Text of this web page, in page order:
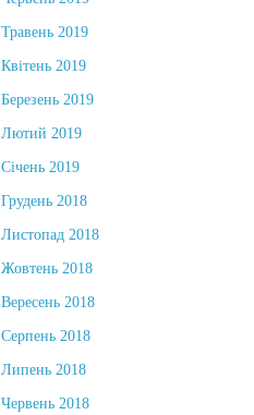
Травень 2019
Квітень 2019
Березень 2019
Лютий 2019
Січень 2019
Грудень 2018
Листопад 2018
Жовтень 2018
Вересень 2018
Серпень 2018
Липень 2018
Червень 2018